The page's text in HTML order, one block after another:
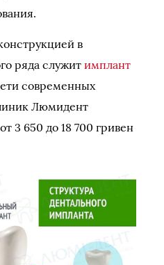
в
ряда служит имплант
современных
Люмидент
3 650 до 18 700 гривен